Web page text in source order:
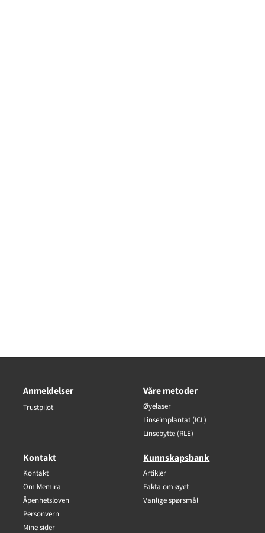
Anmeldelser
Trustpilot
Våre metoder
Øyelaser
Linseimplantat (ICL)
Linsebytte (RLE)
Kontakt
Kontakt
Om Memira
Åpenhetsloven
Personvern
Mine sider
Kunnskapsbank
Artikler
Fakta om øyet
Vanlige spørsmål